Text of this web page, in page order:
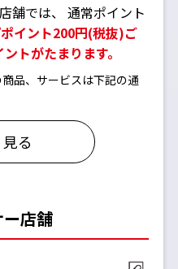
舗では、 通常ポイント
イント200円(税抜)ご
トがたまります。
品、サービスは下記の通
る
店舗